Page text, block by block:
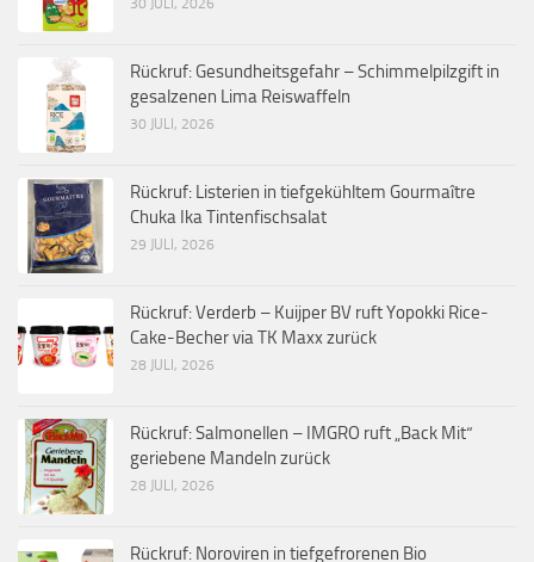
30 JULI, 2026
Rückruf: Gesundheitsgefahr – Schimmelpilzgift in
gesalzenen Lima Reiswaffeln
30 JULI, 2026
Rückruf: Listerien in tiefgekühltem Gourmaître
Chuka Ika Tintenfischsalat
29 JULI, 2026
Rückruf: Verderb – Kuijper BV ruft Yopokki Rice-
Cake-Becher via TK Maxx zurück
28 JULI, 2026
Rückruf: Salmonellen – IMGRO ruft „Back Mit“
geriebene Mandeln zurück
28 JULI, 2026
Rückruf: Noroviren in tiefgefrorenen Bio